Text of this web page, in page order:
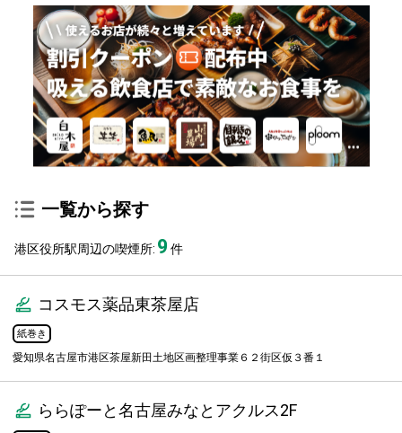
一覧から探す
港区役所駅周辺の喫煙所: 9 件
コスモス薬品東茶屋店
紙巻き
愛知県名古屋市港区茶屋新田土地区画整理事業６２街区仮３番１
ららぽーと名古屋みなとアクルス2F